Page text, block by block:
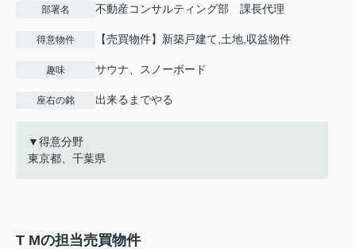
部署名 不動産コンサルティング部 課長代理
得意物件 【売買物件】新築戸建て,土地,収益物件
趣味 サウナ、スノーボード
座右の銘 出来るまでやる
▼得意分野
東京都、千葉県
T Mの担当売買物件